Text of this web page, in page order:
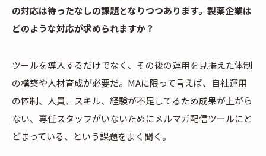
の対応は待ったなしの課題となりつつあります。製薬企業は
どのような対応が求められますか？
ツールを導入するだけでなく、その後の運用を見据えた体制
の構築や人材育成が必要だ。MAに限って言えば、自社運用
の体制、人員、スキル、経験が不足してるため成果が上がら
ない、専任スタッフがいないためにメルマガ配信ツールにと
どまっている、という課題をよく聞く。